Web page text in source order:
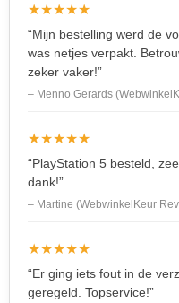
★★★★★
“Mijn bestelling werd de
was netjes verpakt.
zeker vaker!”
– Menno Gerards
★★★★★
“PlayStation 5 besteld,
dank!”
– Martine (WebwinkelKeur
★★★★★
“Er ging iets fout in de
geregeld. Topservice!”